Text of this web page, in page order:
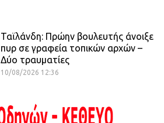
Ταϊλάνδη: Πρώην βουλευτής άνοιξε
πυρ σε γραφεία τοπικών αρχών –
Δύο τραυματίες
10/08/2026 12:36